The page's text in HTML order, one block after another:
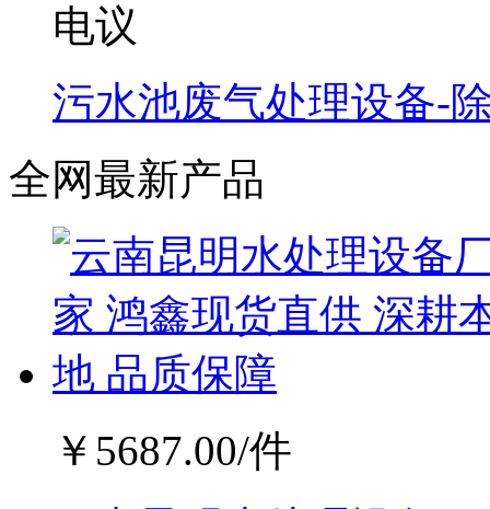
电议
污水池废气处理设备-
全网最新产品
￥ 5687.00/件